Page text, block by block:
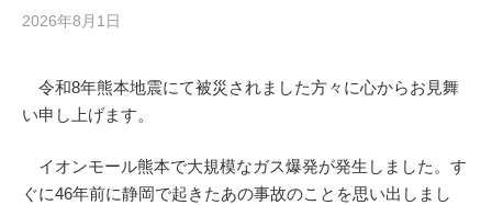
2026年8月1日
令和8年熊本地震にて被災されました方々に心からお見舞
い申し上げます。
イオンモール熊本で大規模なガス爆発が発生しました。す
ぐに46年前に静岡で起きたあの事故のことを思い出しまし